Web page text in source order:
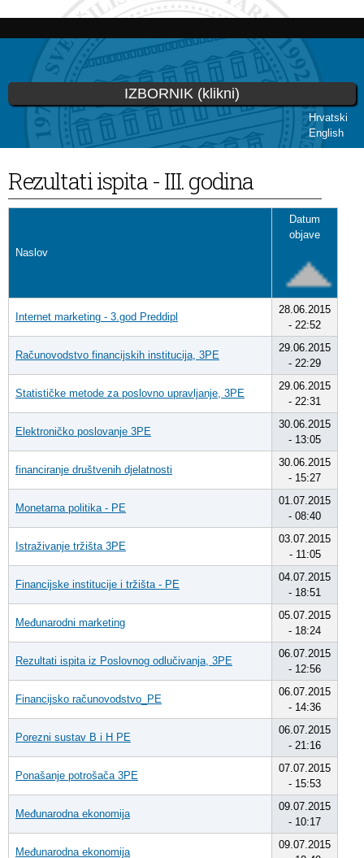
Skip to
content
Hrvatski
English
IZBORNIK (klikni)
You are here
Rezultati ispita - III. godina
Naslov
Datum
objave
Internet marketing - 3.god Preddipl
28.06.2015
- 22:52
Računovodstvo financijskih institucija, 3PE
29.06.2015
- 22:29
Statističke metode za poslovno upravljanje, 3PE
29.06.2015
- 22:31
Elektroničko poslovanje 3PE
30.06.2015
- 13:05
financiranje društvenih djelatnosti
30.06.2015
- 15:27
Monetarna politika - PE
01.07.2015
- 08:40
Istraživanje tržišta 3PE
03.07.2015
- 11:05
Financijske institucije i tržišta - PE
04.07.2015
- 18:51
Međunarodni marketing
05.07.2015
- 18:24
Rezultati ispita iz Poslovnog odlučivanja, 3PE
06.07.2015
- 12:56
Financijsko računovodstvo_PE
06.07.2015
- 14:36
Porezni sustav B i H PE
06.07.2015
- 21:16
Ponašanje potrošača 3PE
07.07.2015
- 15:53
Međunarodna ekonomija
09.07.2015
- 10:17
Međunarodna ekonomija
09.07.2015